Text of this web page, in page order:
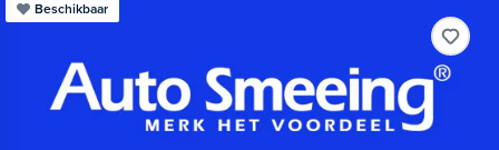
Beschikbaar